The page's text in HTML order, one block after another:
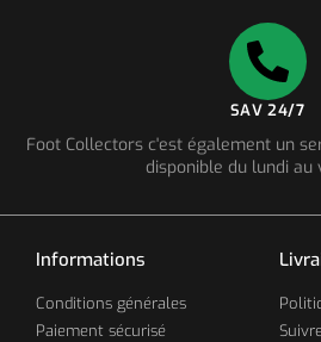
SAV 24/7
Foot Collectors c'est également un
disponible du lundi au
Informations
Conditions générales
Paiement sécurisé